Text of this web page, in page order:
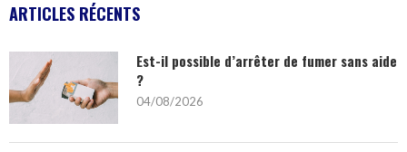
ARTICLES RÉCENTS
Est-il possible d’arrêter de fumer sans aide
?
04/08/2026